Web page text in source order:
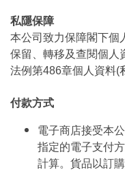
私隱保障
本公司致力保障閣下個
保留、轉移及查閱個人
法例第486章個人資料(
付款方式
電子商店接受本
指定的電子支付
計算。貨品以訂